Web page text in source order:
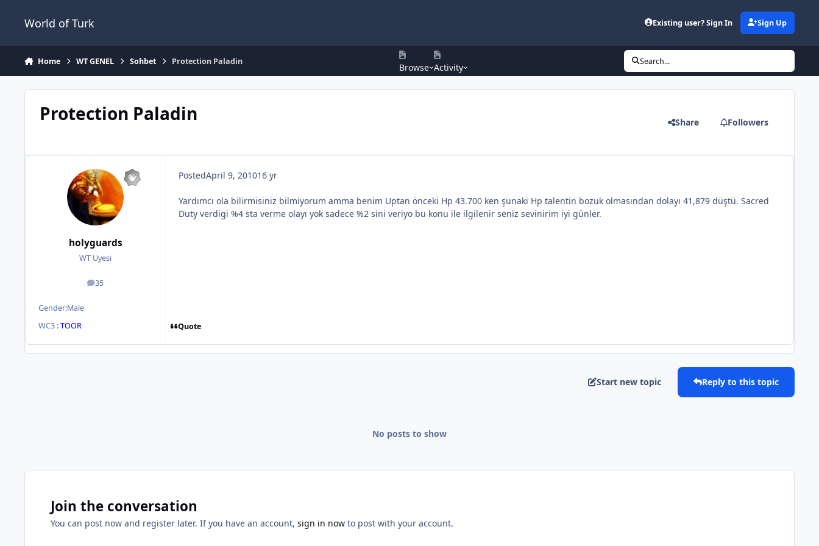
World of Turk Existing user? Sign In Sign Up
Home WT GENEL Sohbet Protection Paladin
Browse Activity
Search...
Protection Paladin Share Followers
holyguards
WT Uyesi
35
posts
Gender:Male
WC3 :TOOR
PostedApril 9, 201016 yr
Yardımcı ola bilirmisiniz bilmiyorum amma benim Uptan önceki Hp 43.700 ken şunaki Hp talentin bozuk olmasından dolayı 41,879 düştü. Sacred
Duty verdigi %4 sta verme olayı yok sadece %2 sini veriyo bu konu ile ilgilenir seniz sevinirim iyi günler.
Quote
Start new topic Reply to this topic
No posts to show
Join the conversation
You can post now and register later. If you have an account, sign in now to post with your account.